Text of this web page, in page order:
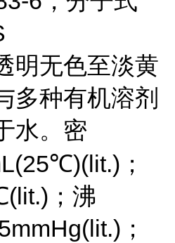
明无色至淡黄
多种有机溶剂
水。密
；
；沸
；